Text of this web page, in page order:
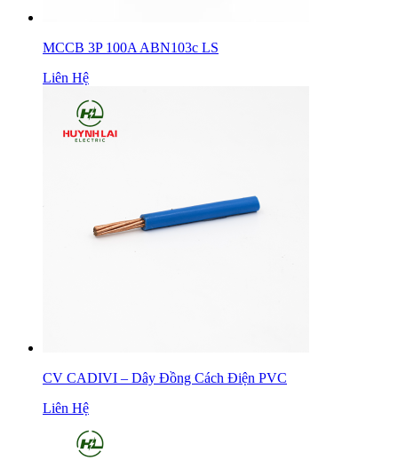
MCCB 3P 100A ABN103c LS
Liên Hệ
CV CADIVI – Dây Đồng Cách Điện PVC
Liên Hệ